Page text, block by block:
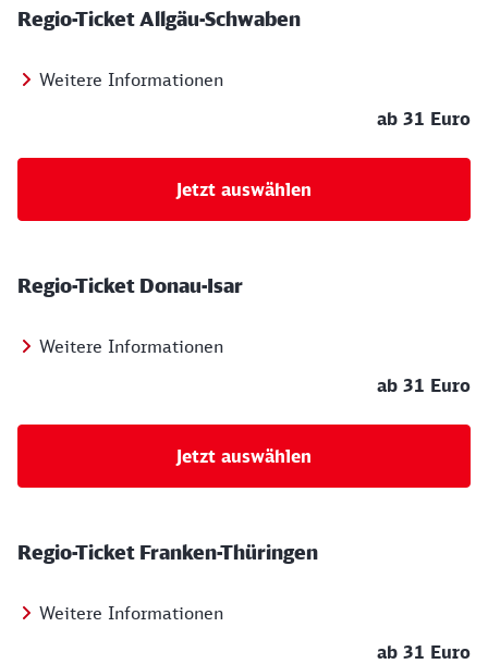
Regio-Ticket Allgäu-Schwaben
Weitere Informationen
ab 31 Euro
Jetzt auswählen
Regio-Ticket Donau-Isar
Weitere Informationen
ab 31 Euro
Jetzt auswählen
Regio-Ticket Franken-Thüringen
Weitere Informationen
ab 31 Euro